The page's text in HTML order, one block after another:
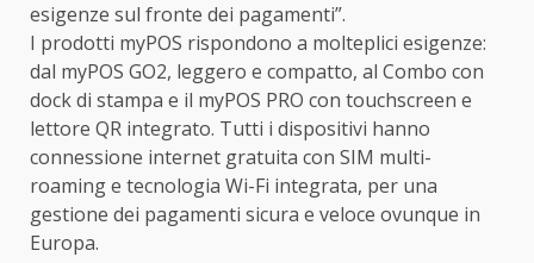
esigenze sul fronte dei pagamenti”.
I prodotti myPOS rispondono a molteplici esigenze:
dal myPOS GO2, leggero e compatto, al Combo con
dock di stampa e il myPOS PRO con touchscreen e
lettore QR integrato. Tutti i dispositivi hanno
connessione internet gratuita con SIM multi-
roaming e tecnologia Wi-Fi integrata, per una
gestione dei pagamenti sicura e veloce ovunque in
Europa.